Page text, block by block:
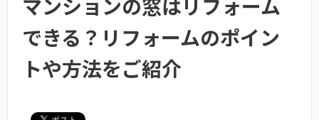
マンションの窓はリフォーム
できる？リフォームのポイン
トや方法をご紹介